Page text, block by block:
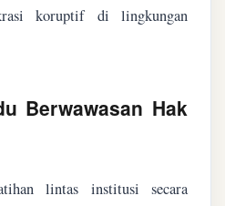
koruptif di lingkungan
Berwawasan Hak
lintas institusi secara